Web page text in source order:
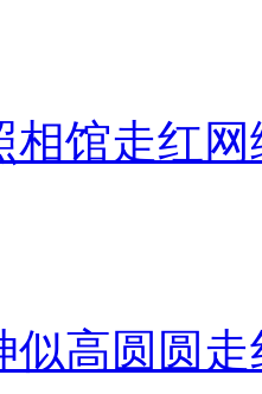
相馆走红网
似高圆圆走